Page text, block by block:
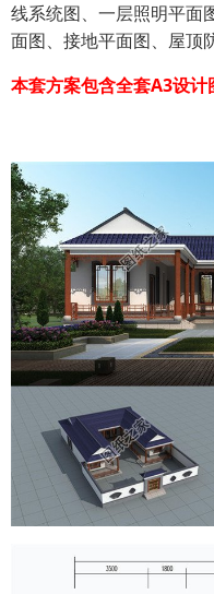
线系统图、一层照明平面
面图、接地平面图、屋顶
本套方案包含全套A3设计